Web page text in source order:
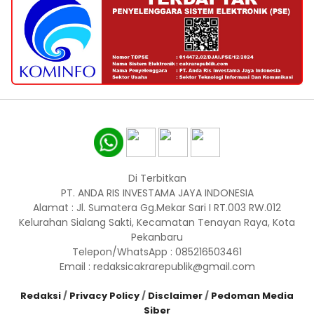
Di Terbitkan
PT. ANDA RIS INVESTAMA JAYA INDONESIA
Alamat : Jl. Sumatera Gg.Mekar Sari I RT.003 RW.012
Kelurahan Sialang Sakti, Kecamatan Tenayan Raya, Kota
Pekanbaru
Telepon/WhatsApp : 085216503461
Email : redaksicakrarepublik@gmail.com
Redaksi/ Privacy Policy/ Disclaimer/ Pedoman Media
Siber